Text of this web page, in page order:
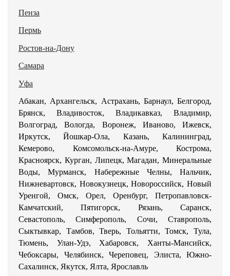
Пенза
Пермь
Ростов-на-Дону
Самара
Уфа
Абакан, Архангельск, Астрахань, Барнаул, Белгород,
Брянск, Владивосток, Владикавказ, Владимир,
Волгоград, Вологда, Воронеж, Иваново, Ижевск,
Иркутск, Йошкар-Ола, Казань, Калининград,
Кемерово, Комсомольск-на-Амуре, Кострома,
Красноярск, Курган, Липецк, Магадан, Минеральные
Воды, Мурманск, Набережные Челны, Нальчик,
Нижневартовск, Новокузнецк, Новороссийск, Новый
Уренгой, Омск, Орел, Оренбург, Петропавловск-
Камчатский, Пятигорск, Рязань, Саранск,
Севастополь, Симферополь, Сочи, Ставрополь,
Сыктывкар, Тамбов, Тверь, Тольятти, Томск, Тула,
Тюмень, Улан-Удэ, Хабаровск, Ханты-Мансийск,
Чебоксары, Челябинск, Череповец, Элиста, Южно-
Сахалинск, Якутск, Ялта, Ярославль